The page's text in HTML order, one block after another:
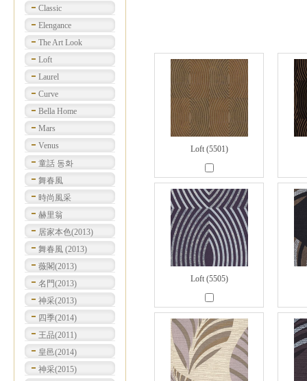
Classic
Elengance
The Art Look
Loft
Laurel
Curve
Bella Home
Mars
Venus
童話 동화
舞春風
時尚風采
赫里翁
居家本色(2013)
舞春風 (2013)
薇閣(2013)
名門(2013)
神采(2013)
四季(2014)
王品(2011)
皇邑(2014)
神采(2015)
Loft (5501)
Loft (5505)